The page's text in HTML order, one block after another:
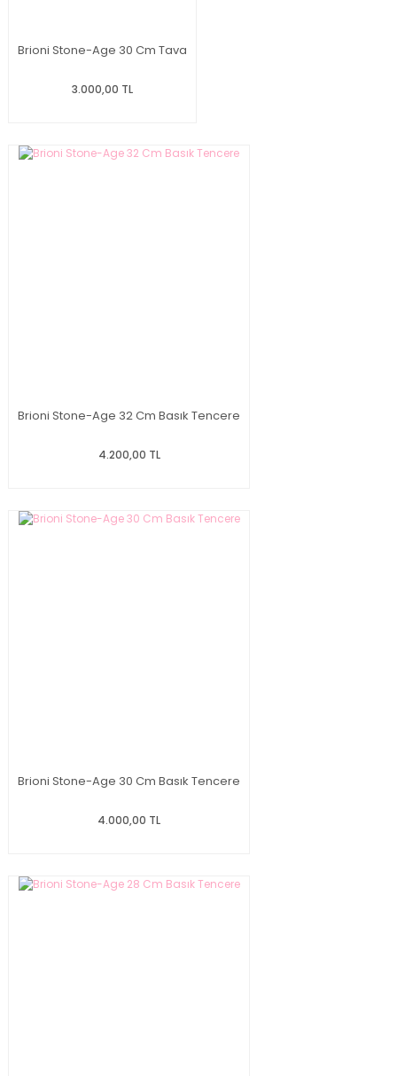
Brioni Stone-Age 30 Cm Tava
3.000,00 TL
Brioni Stone-Age 32 Cm Basık Tencere
4.200,00 TL
Brioni Stone-Age 30 Cm Basık Tencere
4.000,00 TL